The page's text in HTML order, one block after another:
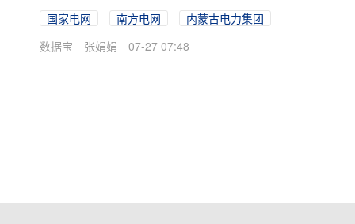
国家电网 南方电网
内蒙古电力集团
数据宝
张娟娟 07-27 07:48